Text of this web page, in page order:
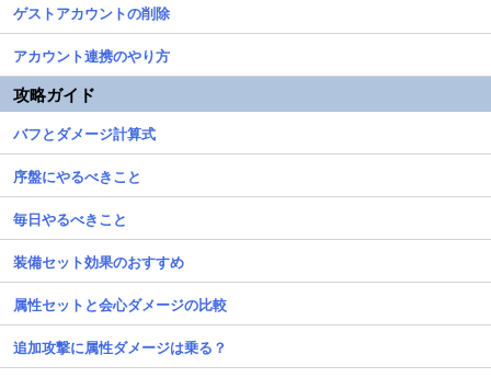
ゲストアカウントの削除
アカウント連携のやり方
攻略ガイド
バフとダメージ計算式
序盤にやるべきこと
毎日やるべきこと
装備セット効果のおすすめ
属性セットと会心ダメージの比較
追加攻撃に属性ダメージは乗る？